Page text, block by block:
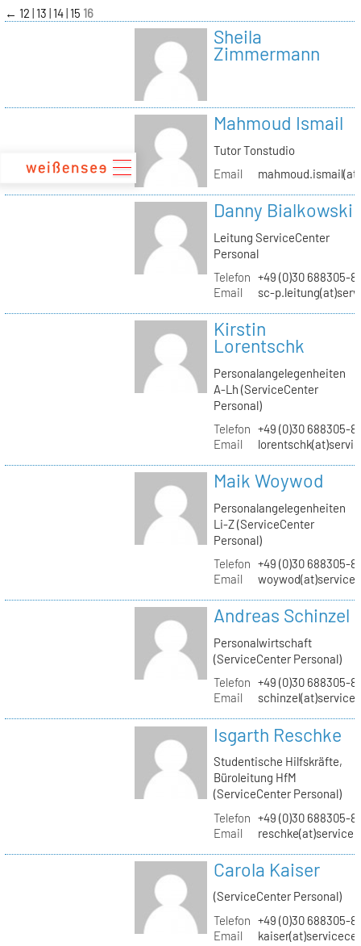
zum
Inhalt
← 12 13 14 15 16
Sheila
Zimmermann
Mahmoud Ismail
Tutor Tonstudio
Email
Danny Bialkowski
Leitung ServiceCenter
Personal
Telefon +49 (0)30 688305-
Email
sc-
Kirstin
Lorentschk
Personalangelegenheiten
A-Lh (ServiceCenter
Personal)
Telefon +49 (0)30 688305-
Email
Maik Woywod
Personalangelegenheiten
Li-Z (ServiceCenter
Personal)
Telefon +49 (0)30 688305-
Email
Andreas Schinzel
Personalwirtschaft
(ServiceCenter Personal)
Telefon +49 (0)30 688305-
Email
Isgarth Reschke
Studentische Hilfskräfte,
Büroleitung HfM
(ServiceCenter Personal)
Telefon +49 (0)30 688305-
Email
Carola Kaiser
(ServiceCenter Personal)
Telefon +49 (0)30 688305-
Email